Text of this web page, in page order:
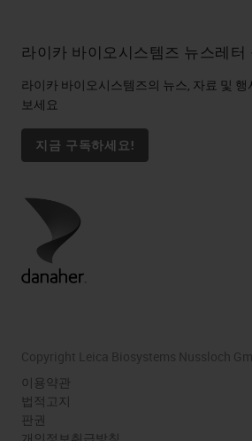
라이카 바이오시스템즈 뉴스레터
라이카 바이오시스템즈의 뉴스, 자료 및
보세요
지금 구독하세요!
Copyright Leica Biosystems Nussloch
이용약관
법적고지
판권